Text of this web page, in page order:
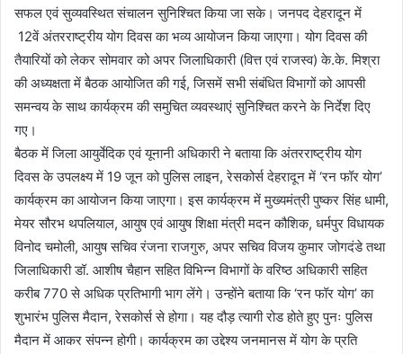
सफल एवं सुव्यवस्थित संचालन सुनिश्चित किया जा सके। जनपद देहरादून में
12वें अंतरराष्ट्रीय योग दिवस का भव्य आयोजन किया जाएगा। योग दिवस की
तैयारियों को लेकर सोमवार को अपर जिलाधिकारी (वित्त एवं राजस्व) के.के. मिश्रा
की अध्यक्षता में बैठक आयोजित की गई, जिसमें सभी संबंधित विभागों को आपसी
समन्वय के साथ कार्यक्रम की समुचित व्यवस्थाएं सुनिश्चित करने के निर्देश दिए
गए।
बैठक में जिला आयुर्वेदिक एवं यूनानी अधिकारी ने बताया कि अंतरराष्ट्रीय योग
दिवस के उपलक्ष्य में 19 जून को पुलिस लाइन, रेसकोर्स देहरादून में ‘रन फॉर योग’
कार्यक्रम का आयोजन किया जाएगा। इस कार्यक्रम में मुख्यमंत्री पुष्कर सिंह धामी,
मेयर सौरभ थपलियाल, आयुष एवं आयुष शिक्षा मंत्री मदन कौशिक, धर्मपुर विधायक
विनोद चमोली, आयुष सचिव रंजना राजगुरु, अपर सचिव विजय कुमार जोगदंडे तथा
जिलाधिकारी डॉ. आशीष चैहान सहित विभिन्न विभागों के वरिष्ठ अधिकारी सहित
करीब 770 से अधिक प्रतिभागी भाग लेंगे। उन्होंने बताया कि ‘रन फॉर योग’ का
शुभारंभ पुलिस मैदान, रेसकोर्स से होगा। यह दौड़ त्यागी रोड होते हुए पुनः पुलिस
मैदान में आकर संपन्न होगी। कार्यक्रम का उद्देश्य जनमानस में योग के प्रति